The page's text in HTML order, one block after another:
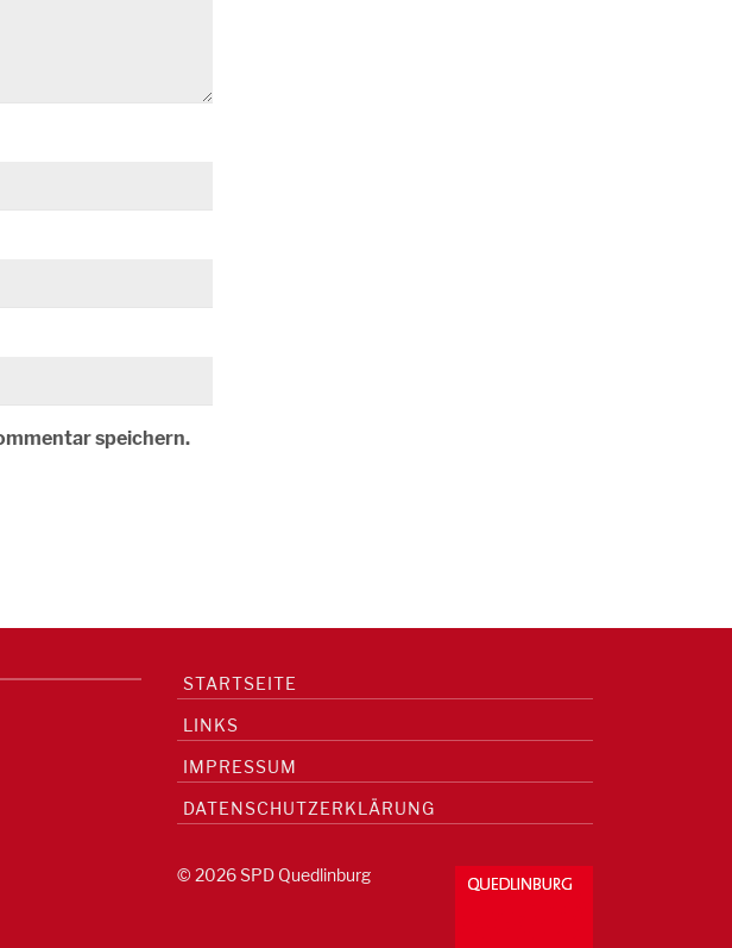
speichern.
STARTSEITE
LINKS
IMPRESSUM
DATENSCHUTZERKLÄRUNG
© 2026 SPD Quedlinburg